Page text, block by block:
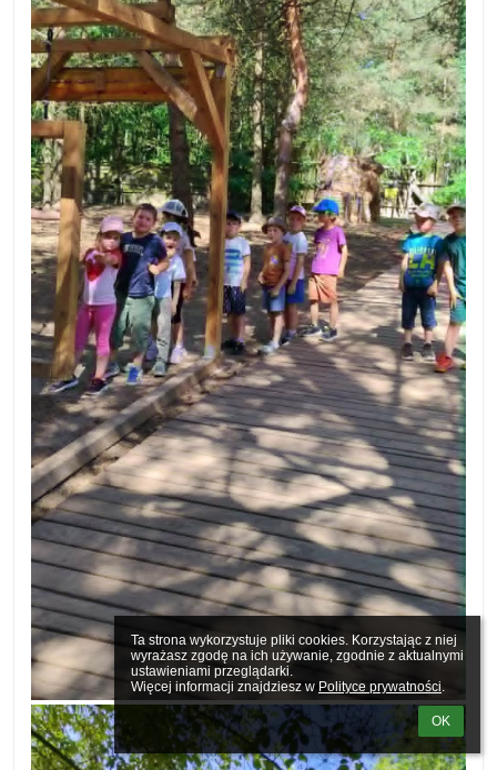
Ta strona wykorzystuje pliki cookies. Korzystając z niej
wyrażasz zgodę na ich używanie, zgodnie z aktualnymi
ustawieniami przeglądarki.
Więcej informacji znajdziesz w Polityce prywatności.
OK